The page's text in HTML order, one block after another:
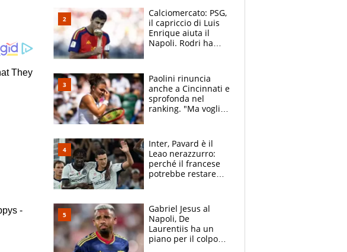
Calciomercato: PSG,
il capriccio di Luis
Enrique aiuta il
Napoli. Rodri ha
Fernandez
Paolini rinuncia
anche a Cincinnati e
sprofonda nel
ranking. "Ma voglio
Inter, Pavard è il
Leao nerazzurro:
perché il francese
potrebbe restare
Gabriel Jesus al
Napoli, De
Laurentiis ha un
piano per il colpo